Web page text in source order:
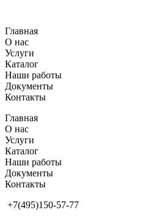
содержимому
Главная
О нас
Услуги
Каталог
Наши работы
Документы
Контакты
Главная
О нас
Услуги
Каталог
Наши работы
Документы
Контакты
+7(495)150-57-77